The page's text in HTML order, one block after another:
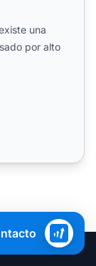
una
por alto